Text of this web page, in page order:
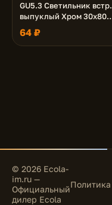
GU5.3 Светильник встр.
выпуклый Хром 30x80
(кd74)
64 ₽
© 2026 Ecola-
im.ru —
Официальный
дилер Ecola